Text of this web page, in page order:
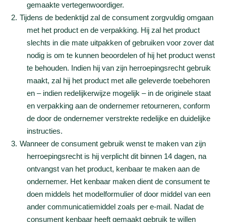
gemaakte vertegenwoordiger.
Tijdens de bedenktijd zal de consument zorgvuldig omgaan
met het product en de verpakking. Hij zal het product
slechts in die mate uitpakken of gebruiken voor zover dat
nodig is om te kunnen beoordelen of hij het product wenst
te behouden. Indien hij van zijn herroepingsrecht gebruik
maakt, zal hij het product met alle geleverde toebehoren
en – indien redelijkerwijze mogelijk – in de originele staat
en verpakking aan de ondernemer retourneren, conform
de door de ondernemer verstrekte redelijke en duidelijke
instructies.
Wanneer de consument gebruik wenst te maken van zijn
herroepingsrecht is hij verplicht dit binnen 14 dagen, na
ontvangst van het product, kenbaar te maken aan de
ondernemer. Het kenbaar maken dient de consument te
doen middels het modelformulier of door middel van een
ander communicatiemiddel zoals per e-mail. Nadat de
consument kenbaar heeft gemaakt gebruik te willen